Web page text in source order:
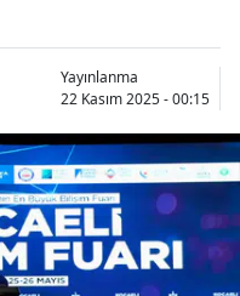
Bitlis
Bolu
Burdur
Bursa
Yayınlanma
22 Kasım 2025 - 00:15